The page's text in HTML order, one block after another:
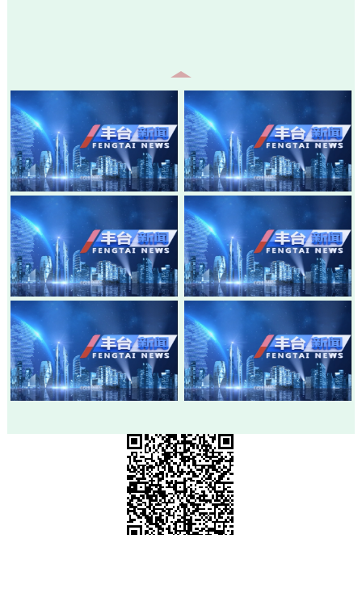
20260805-丰台新闻
20260803-丰台新闻
20260730-丰台新闻
20260728-丰台新闻